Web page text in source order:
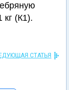
кг (К1).
СТАТЬЯ